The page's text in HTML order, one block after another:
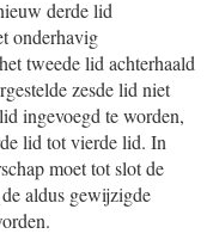
derde lid
onderhavig
tweede lid achterhaald
zesde lid niet
ingevoegd te worden,
lid tot vierde lid. In
moet tot slot de
aldus gewijzigde